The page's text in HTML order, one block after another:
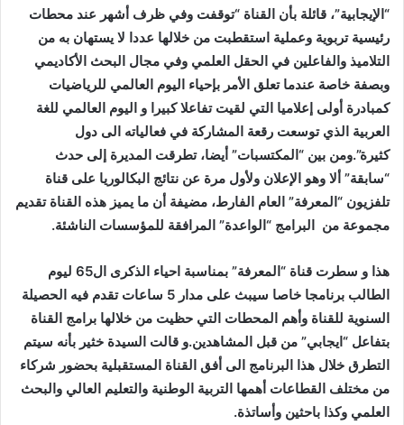
“الإيجابية”، قائلة بأن القناة “توقفت وفي ظرف أشهر عند محطات
رئيسية تربوية وعملية استقطبت من خلالها عددا لا يستهان به من
التلاميذ والفاعلين في الحقل العلمي وفي مجال البحث الأكاديمي
وبصفة خاصة عندما تعلق الأمر بإحياء اليوم العالمي للرياضيات
كمبادرة أولى إعلاميا التي لقيت تفاعلا كبيرا و اليوم العالمي للغة
العربية الذي توسعت رقعة المشاركة في فعالياته الى دول
كثيرة”.ومن بين “المكتسبات” أيضا، تطرقت المديرة إلى حدث
“سابقة” ألا وهو الإعلان ولأول مرة عن نتائج البكالوريا على قناة
تلفزيون “المعرفة” العام الفارط، مضيفة أن ما يميز هذه القناة تقديم
مجموعة من البرامج “الواعدة” المرافقة للمؤسسات الناشئة.
هذا و
سطرت قناة “المعرفة” بمناسبة احياء الذكرى ال65 ليوم
الطالب برنامجا خاصا سيبث على مدار 5 ساعات تقدم فيه الحصيلة
السنوية للقناة وأهم المحطات التي حظيت من خلالها برامج القناة
بتفاعل “ايجابي” من قبل المشاهدين.و قالت السيدة خثير بأنه سيتم
التطرق خلال هذا البرنامج الى أفق القناة المستقبلية بحضور شركاء
من مختلف القطاعات أهمها التربية الوطنية والتعليم العالي والبحث
العلمي وكذا باحثين وأساتذة.